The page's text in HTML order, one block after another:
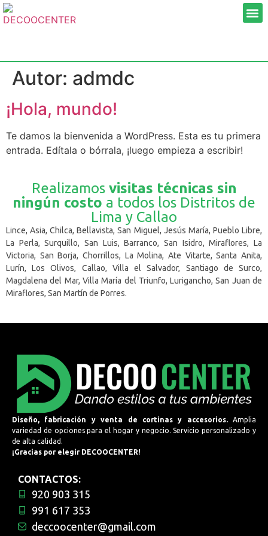
Autor: admdc
¡Hola, mundo!
Te damos la bienvenida a WordPress. Esta es tu primera
entrada. Edítala o bórrala, ¡luego empieza a escribir!
Realizamos visitas técnicas sin
ningún costo a todos los Distritos de
Lima y Callao
Lince, Asia, Chilca, Bellavista, San Miguel, Jesús María, Pueblo Libre,
La Perla, Surquillo, San Luis, Barranco, San Isidro, Miraflores, La
Victoria, San Borja, Chorrillos, La Molina, Ate Vitarte, Santa Anita,
Lurín, Los Olivos, Callao, Villa el Salvador, Santiago de Surco,
Magdalena del Mar, Villa María del Triunfo, Lurigancho, San Juan de
Miraflores, San Martín de Porres.
Diseño, fabricación y venta de cortinas y accesorios.
Amplia
variedad de opciones para el hogar y negocio. Servicio personalizado y
de alta calidad.
¡Gracias por elegir DECOOCENTER!
CONTACTOS:
920 903 315
991 617 353
deccoocenter@gmail.com